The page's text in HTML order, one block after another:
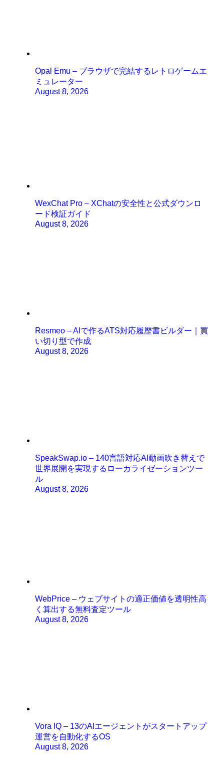
Opal Emu – ブラウザで完結するレトロゲームエ
ミュレーター
August 8, 2026
WexChat Pro – XChatの安全性と公式ダウンロ
ード検証ガイド
August 8, 2026
Resmeo – AIで作るATS対応履歴書ビルダー｜買
い切り型で作成
August 8, 2026
SpeakSwap.io – 140言語対応AI動画吹き替えで
世界展開を実現するローカライゼーションツー
ル
August 8, 2026
WebPrice – ウェブサイトの適正価値を透明性高
く算出する無料査定ツール
August 8, 2026
Vora IQ – 13のAIエージェントがスタートアップ
運営を自動化するOS
August 8, 2026